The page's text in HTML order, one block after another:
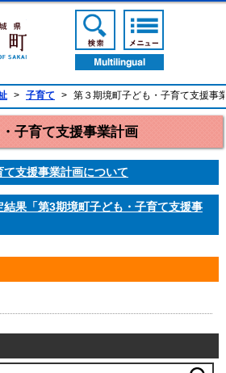
境町公式ホームページ検索ボタン
> 子育て > 第３期境町子ども・子育て支援事
子育て支援事業計画
支援事業計画について
果「第3期境町子ども・子育て支援事